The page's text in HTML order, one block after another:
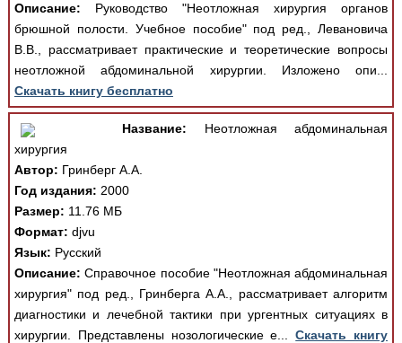
Описание: Руководство "Неотложная хирургия органов
брюшной полости. Учебное пособие" под ред., Левановича
В.В., рассматривает практические и теоретические вопросы
неотложной абдоминальной хирургии. Изложено опи...
Скачать книгу бесплатно
Название: Неотложная абдоминальная
хирургия
Автор: Гринберг А.А.
Год издания: 2000
Размер: 11.76 МБ
Формат: djvu
Язык: Русский
Описание: Справочное пособие "Неотложная абдоминальная
хирургия" под ред., Гринберга А.А., рассматривает алгоритм
диагностики и лечебной тактики при ургентных ситуациях в
хирургии. Представлены нозологические е...Скачать книгу